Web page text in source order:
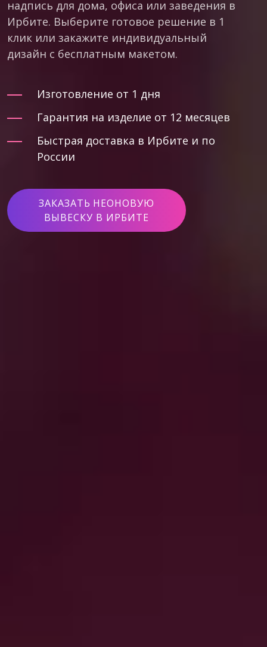
надпись для дома, офиса или заведения в
Ирбите. Выберите готовое решение в 1
клик или закажите индивидуальный
дизайн с бесплатным макетом.
Изготовление от 1 дня
Гарантия на изделие от 12 месяцев
Быстрая доставка в Ирбите и по
России
ЗАКАЗАТЬ НЕОНОВУЮ
ВЫВЕСКУ В ИРБИТЕ